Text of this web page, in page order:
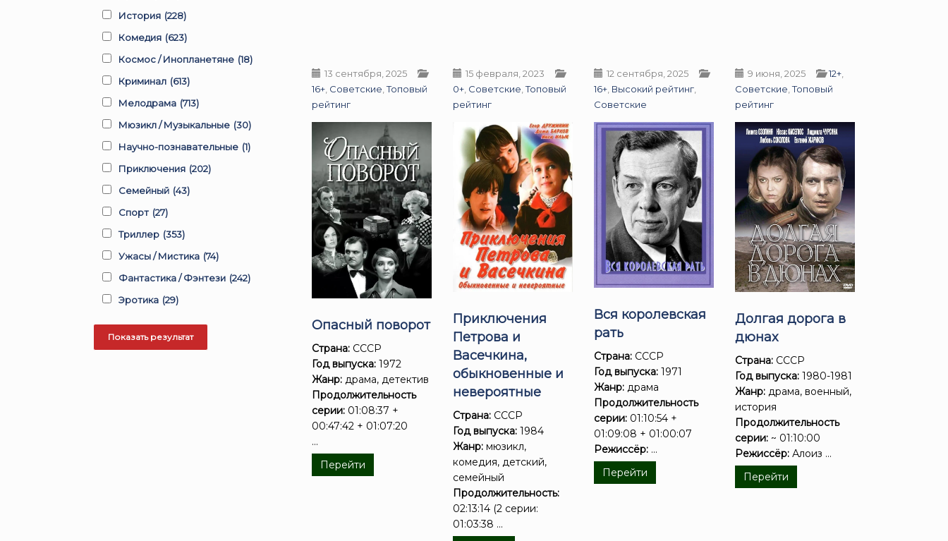
13 сентября, 2025
16+, Советские,Топовый
рейтинг
Опасный поворот
Страна: СССР
Год выпуска: 1972
Жанр: драма, детектив
Продолжительность
серии: 01:08:37 +
00:47:42 + 01:07:20
...
Перейти
15 февраля, 2023
0+, Советские,Топовый
рейтинг
Приключения
Петрова и
Васечкина,
обыкновенные и
невероятные
Страна: СССР
Год выпуска: 1984
Жанр: мюзикл,
комедия, детский,
семейный
Продолжительность:
02:13:14 (2 серии:
01:03:38 ...
12 сентября, 2025
16+, Высокий рейтинг,
Советские
Вся королевская
рать
Страна: СССР
Год выпуска: 1971
Жанр: драма
Продолжительность
серии: 01:10:54 +
01:09:08 + 01:00:07
Режиссёр: ...
Перейти
9 июня, 2025 12+,
Советские,Топовый
рейтинг
Долгая дорога в
дюнах
Страна: СССР
Год выпуска: 1980-1981
Жанр: драма, военный,
история
Продолжительность
серии: ~ 01:10:00
Режиссёр: Алоиз ...
Перейти
История (228)
Комедия (623)
Космос / Инопланетяне (18)
Криминал (613)
Мелодрама (713)
Мюзикл / Музыкальные (30)
Научно-познавательные (1)
Приключения (202)
Семейный (43)
Спорт (27)
Триллер (353)
Ужасы / Мистика (74)
Фантастика / Фэнтези (242)
Эротика (29)